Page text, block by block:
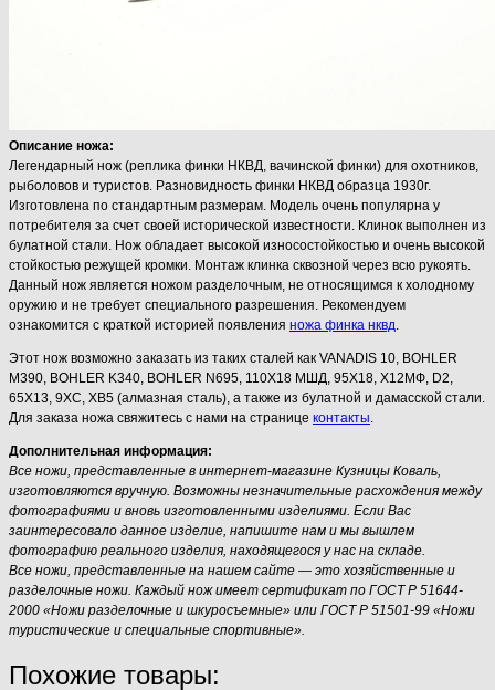
Описание ножа:
Легендарный нож (реплика финки НКВД, вачинской финки) для охотников,
рыболовов и туристов. Разновидность финки НКВД образца 1930г.
Изготовлена по стандартным размерам. Модель очень популярна у
потребителя за счет своей исторической известности. Клинок выполнен из
булатной стали. Нож обладает высокой износостойкостью и очень высокой
стойкостью режущей кромки. Монтаж клинка сквозной через всю рукоять.
Данный нож является ножом разделочным, не относящимся к холодному
оружию и не требует специального разрешения. Рекомендуем
ознакомится с краткой историей появления ножа финка нквд.
Этот нож возможно заказать из таких сталей как VANADIS 10, BOHLER
M390, BOHLER K340, BOHLER N695, 110Х18 МШД, 95Х18, Х12МФ, D2,
65Х13, 9ХС, ХВ5 (алмазная сталь), а также из булатной и дамасской стали.
Для заказа ножа свяжитесь с нами на странице контакты.
Дополнительная информация:
Все ножи, представленные в интернет-магазине Кузницы Коваль,
изготовляются вручную. Возможны незначительные расхождения между
фотографиями и вновь изготовленными изделиями. Если Вас
заинтересовало данное изделие, напишите нам и мы вышлем
фотографию реального изделия, находящегося у нас на складе.
Все ножи, представленные на нашем сайте — это хозяйственные и
разделочные ножи. Каждый нож имеет сертификат по ГОСТ Р 51644-
2000 «Ножи разделочные и шкуросъемные» или ГОСТ Р 51501-99 «Ножи
туристические и специальные спортивные».
Похожие товары: